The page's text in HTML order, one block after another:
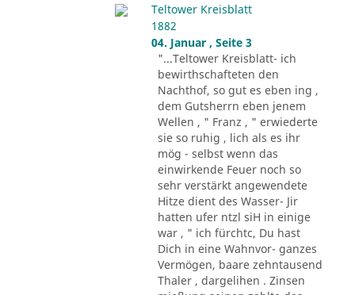
Teltower Kreisblatt
1882
04. Januar , Seite 3
"...Teltower Kreisblatt- ich
bewirthschafteten den
Nachthof, so gut es eben ing ,
dem Gutsherrn eben jenem
Wellen , " Franz , " erwiederte
sie so ruhig , lich als es ihr
mög - selbst wenn das
einwirkende Feuer noch so
sehr verstärkt angewendete
Hitze dient des Wasser- Jir
hatten ufer ntzl siH in einige
war , " ich fürchtc, Du hast
Dich in eine Wahnvor- ganzes
Vermögen, baare zehntausend
Thaler , dargelihen . Zinsen